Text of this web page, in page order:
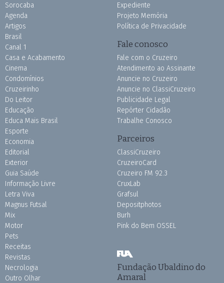
Sorocaba
Agenda
Artigos
Brasil
Canal 1
Casa e Acabamento
Cinema
Condomínios
Cruzeirinho
Do Leitor
Educação
Educa Mais Brasil
Esporte
Economia
Editorial
Exterior
Guia Saúde
Informação Livre
Letra Viva
Magnus Futsal
Mix
Motor
Pets
Receitas
Revistas
Necrologia
Outro Olhar
Expediente
Projeto Memória
Política de Privacidade
Fale conosco
Fale com o Cruzeiro
Atendimento ao Assinante
Anuncie no Cruzeiro
Anuncie no ClassiCruzeiro
Publicidade Legal
Repórter Cidadão
Trabalhe Conosco
Parceiros
ClassiCruzeiro
CruzeiroCard
Cruzeiro FM 92.3
CruxLab
Grafsul
Depositphotos
Burh
Pink do Bem OSSEL
Fundação Ubaldino do
Amaral